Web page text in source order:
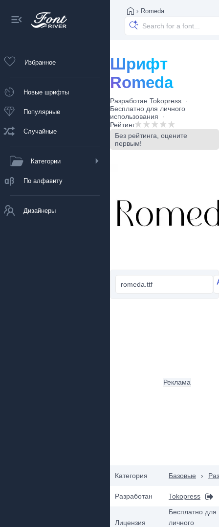
Избранное
Новые шрифты
Популярные
Случайные
Категории
По алфавиту
Дизайнеры
› Romeda
Шрифт
Romeda
Разработан Tokopress
Бесплатно для личного
использования
Рейтинг
Без рейтинга, оцените
первым!
romeda.ttf
Категория Базовые ›
Разработан Tokopress
Лицензия
Бесплатно для
личного
Реклама